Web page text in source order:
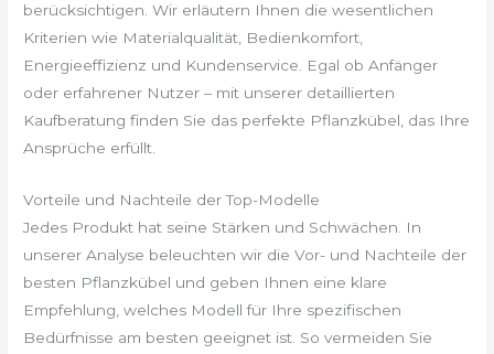
berücksichtigen. Wir erläutern Ihnen die wesentlichen
Kriterien wie Materialqualität, Bedienkomfort,
Energieeffizienz und Kundenservice. Egal ob Anfänger
oder erfahrener Nutzer – mit unserer detaillierten
Kaufberatung finden Sie das perfekte Pflanzkübel, das Ihre
Ansprüche erfüllt.
Vorteile und Nachteile der Top-Modelle
Jedes Produkt hat seine Stärken und Schwächen. In
unserer Analyse beleuchten wir die Vor- und Nachteile der
besten Pflanzkübel und geben Ihnen eine klare
Empfehlung, welches Modell für Ihre spezifischen
Bedürfnisse am besten geeignet ist. So vermeiden Sie